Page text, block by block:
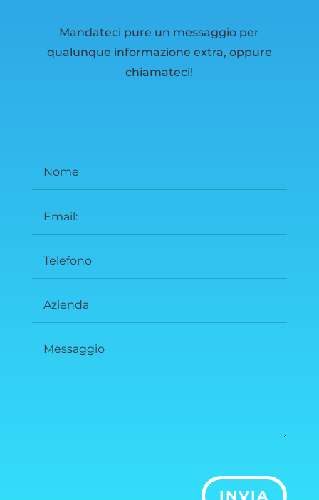
Mandateci pure un messaggio per
qualunque informazione extra, oppure
chiamateci!
INVIA